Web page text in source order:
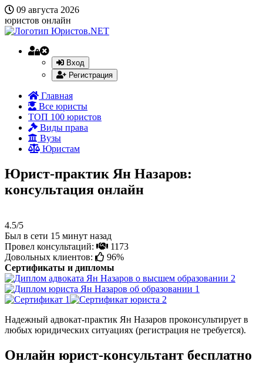
09 августа 2026
юристов онлайн
Вход
Регистрация
Главная
Все юристы
ТОП 100 юристов
Виды права
Вузы
Юристам
Юрист-практик Ян Назаров:
консультация онлайн
4.5/5
Был в сети 15 минут назад
Провел консультаций:
1173
Довольных клиентов:
96%
Сертификаты и дипломы
Надежный адвокат-практик Ян Назаров проконсультирует в
любых юридических ситуациях (регистрация не требуется).
Онлайн юрист-консультант бесплатно